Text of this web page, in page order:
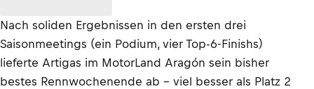
Nach soliden Ergebnissen in den ersten drei
Saisonmeetings (ein Podium, vier Top-6-Finishs)
lieferte Artigas im MotorLand Aragón sein bisher
bestes Rennwochenende ab – viel besser als Platz 2